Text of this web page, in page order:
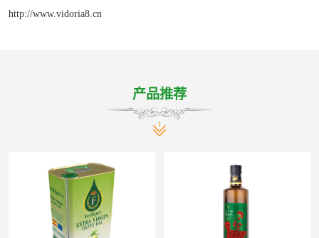
http://www.vidoria8.cn
产品推荐